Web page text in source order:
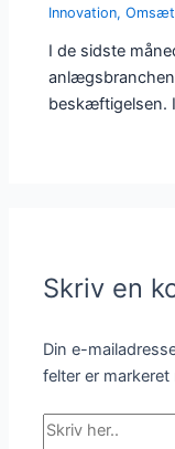
Innovation,
I de sidste
beskæftigelsen.
Skriv en
Din e-
felter er markeret
Skriv